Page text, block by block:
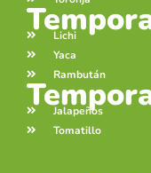
Lichi
Yaca
Rambután
Jalapeños
Tomatillo